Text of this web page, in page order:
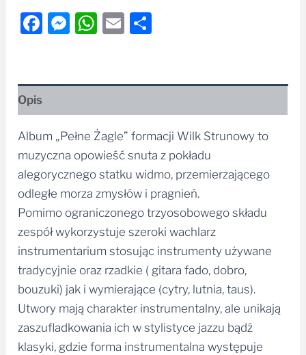
Facebook
Messenger
WhatsApp
Email
Opis
Album „Pełne Żagle” formacji Wilk Strunowy to
muzyczna opowieść snuta z pokładu
alegorycznego statku widmo, przemierzającego
odległe morza zmysłów i pragnień.
Pomimo ograniczonego trzyosobowego składu
zespół wykorzystuje szeroki wachlarz
instrumentarium stosując instrumenty używane
tradycyjnie oraz rzadkie ( gitara fado, dobro,
bouzuki) jak i wymierające (cytry, lutnia, taus).
Utwory mają charakter instrumentalny, ale unikają
zaszufladkowania ich w stylistyce jazzu bądź
klasyki, gdzie forma instrumentalna występuje